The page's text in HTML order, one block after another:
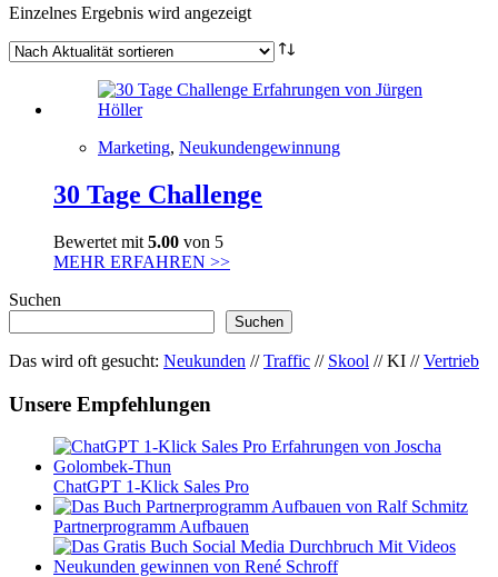
Einzelnes Ergebnis wird angezeigt
Marketing, Neukundengewinnung
30 Tage Challenge
Bewertet mit 5.00 von 5
MEHR ERFAHREN >>
Suchen
Suchen
Das wird oft gesucht: Neukunden //Traffic // Skool // KI //Vertrieb
Unsere Empfehlungen
ChatGPT 1-Klick Sales Pro
Partnerprogramm Aufbauen